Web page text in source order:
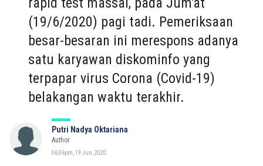
(19/6/2020) pagi tadi. Pemeriksaan
besar-besaran ini merespons adanya
satu karyawan diskominfo yang
terpapar virus Corona (Covid-19)
belakangan waktu terakhir.
Putri Nadya Oktariana
Author
06:06pm, 19 Jun, 2020